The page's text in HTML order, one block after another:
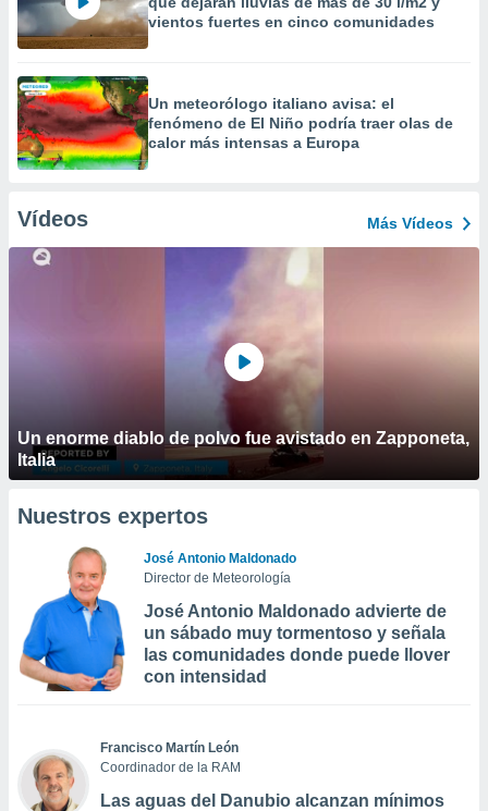
vientos fuertes en cinco comunidades
Un meteorólogo italiano avisa: el
fenómeno de El Niño podría traer olas de
calor más intensas a Europa
Vídeos Más Vídeos
Un enorme diablo de polvo fue avistado en Zapponeta,
Italia
Nuestros expertos
José Antonio Maldonado
Director de Meteorología
José Antonio Maldonado advierte de
un sábado muy tormentoso y señala
las comunidades donde puede llover
con intensidad
Francisco Martín León
Coordinador de la RAM
Las aguas del Danubio alcanzan mínimos